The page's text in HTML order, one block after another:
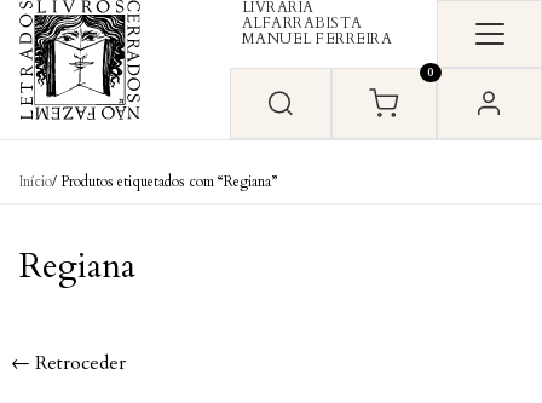
Skip to content
LIVRARIA
ALFARRABISTA
MANUEL FERREIRA
0
Início/ Produtos etiquetados com “Regiana”
Regiana
← Retroceder